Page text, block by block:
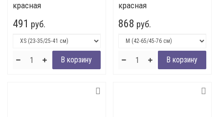
красная
491 руб.
красная
868 руб.